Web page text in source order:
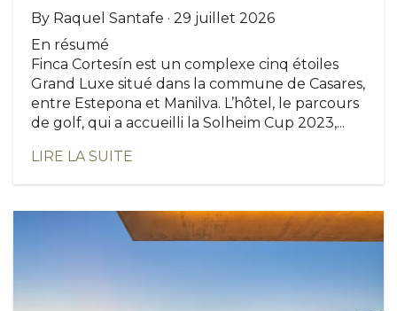
By Raquel Santafe · 29 juillet 2026
En résumé
Finca Cortesín est un complexe cinq étoiles
Grand Luxe situé dans la commune de Casares,
entre Estepona et Manilva. L’hôtel, le parcours
de golf, qui a accueilli la Solheim Cup 2023,...
LIRE LA SUITE